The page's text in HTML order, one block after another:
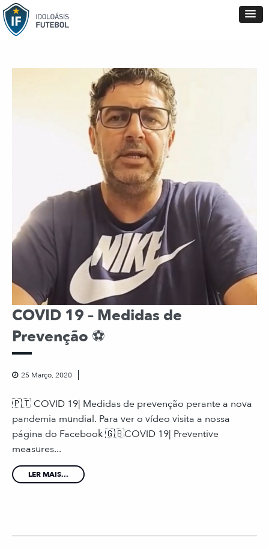
COVID 19 – Medidas de
Prevenção ⚽️
25 Março, 2020
🇵🇹 COVID 19| Medidas de prevenção perante a nova
pandemia mundial. Para ver o vídeo visita a nossa
página do Facebook 🇬🇧COVID 19| Preventive
measures...
LER MAIS...